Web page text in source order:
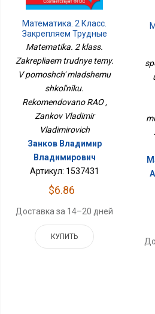
Математика. 2 Класс.
Закрепляем Трудные
Темы. В Помощь
Рекомендовано РАО
Matematika. 2 klass.
Zakrepliaem trudnye temy.
V pomoshch' mladshemu
shkol'niku.
Rekomendovano RAO ,
Zankov Vladimir
Vladimirovich
Занков Владимир
Владимирович
Артикул: 1537431
$6.86
Доставка за 14–20 дней
КУПИТЬ